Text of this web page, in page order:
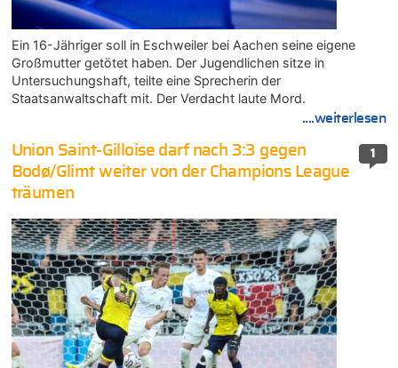
Ein 16-Jähriger soll in Eschweiler bei Aachen seine eigene
Großmutter getötet haben. Der Jugendlichen sitze in
Untersuchungshaft, teilte eine Sprecherin der
Staatsanwaltschaft mit. Der Verdacht laute Mord.
....weiterlesen
1
Union Saint-Gilloise darf nach 3:3 gegen
Bodø/Glimt weiter von der Champions League
träumen